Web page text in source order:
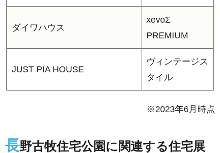
ダイワハウス
xevoΣ
PREMIUM
JUST PIA HOUSE
ヴィンテージス
タイル
※2023年6月時点
長野古牧住宅公園に関連する住宅展